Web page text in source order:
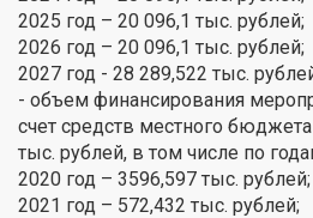
2025 год – 20 096,1 тыс. рублей;
2026 год – 20 096,1 тыс. рублей;
2027 год - 28 289,522 тыс.
- объем финансирования
счет средств местного
тыс. рублей, в том числе по
2020 год – 3596,597 тыс. рублей;
2021 год – 572,432 тыс. рублей;